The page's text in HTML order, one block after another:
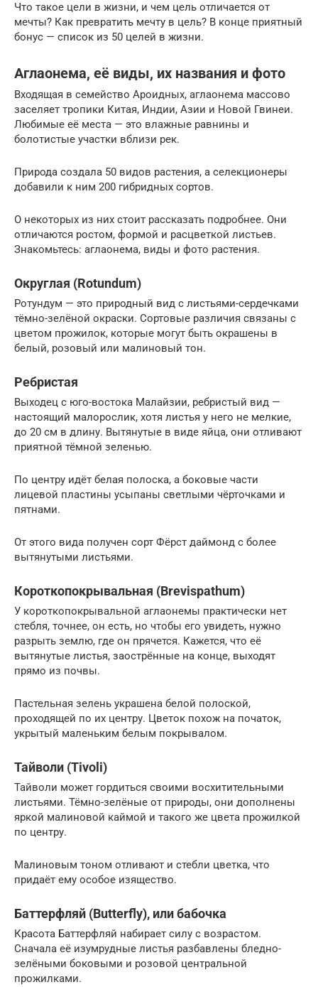
Что такое цели в жизни, и чем цель отличается от
мечты? Как превратить мечту в цель? В конце приятный
бонус — список из 50 целей в жизни.
Аглаонема, её виды, их названия и фото
Входящая в семейство Ароидных, аглаонема массово
заселяет тропики Китая, Индии, Азии и Новой Гвинеи.
Любимые её места — это влажные равнины и
болотистые участки вблизи рек.
Природа создала 50 видов растения, а селекционеры
добавили к ним 200 гибридных сортов.
О некоторых из них стоит рассказать подробнее. Они
отличаются ростом, формой и расцветкой листьев.
Знакомьтесь: аглаонема, виды и фото растения.
Округлая (Rotundum)
Ротундум — это природный вид с листьями-сердечками
тёмно-зелёной окраски. Сортовые различия связаны с
цветом прожилок, которые могут быть окрашены в
белый, розовый или малиновый тон.
Ребристая
Выходец с юго-востока Малайзии, ребристый вид —
настоящий малорослик, хотя листья у него не мелкие,
до 20 см в длину. Вытянутые в виде яйца, они отливают
приятной тёмной зеленью.
По центру идёт белая полоска, а боковые части
лицевой пластины усыпаны светлыми чёрточками и
пятнами.
От этого вида получен сорт Фёрст даймонд с более
вытянутыми листьями.
Короткопокрывальная (Brevispathum)
У короткопокрывальной аглаонемы практически нет
стебля, точнее, он есть, но чтобы его увидеть, нужно
разрыть землю, где он прячется. Кажется, что её
вытянутые листья, заострённые на конце, выходят
прямо из почвы.
Пастельная зелень украшена белой полоской,
проходящей по их центру. Цветок похож на початок,
укрытый маленьким белым покрывалом.
Тайволи (Tivoli)
Тайволи может гордиться своими восхитительными
листьями. Тёмно-зелёные от природы, они дополнены
яркой малиновой каймой и такого же цвета прожилкой
по центру.
Малиновым тоном отливают и стебли цветка, что
придаёт ему особое изящество.
Баттерфляй (Butterfly), или бабочка
Красота Баттерфляй набирает силу с возрастом.
Сначала её изумрудные листья разбавлены бледно-
зелёными боковыми и розовой центральной
прожилками.